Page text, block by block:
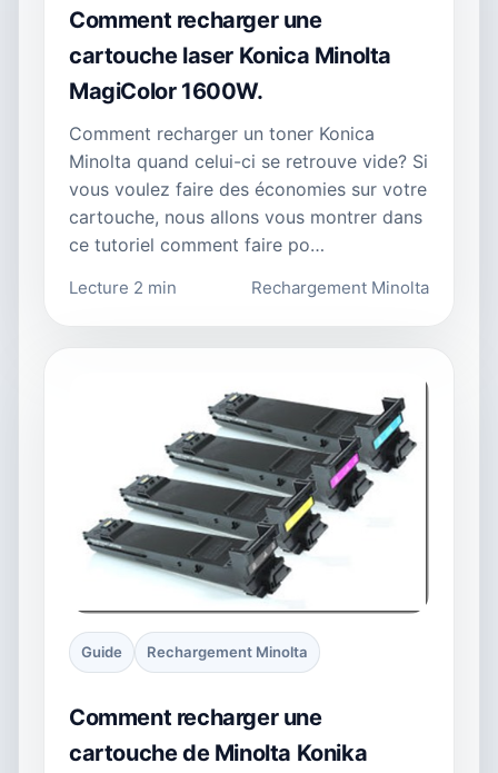
Comment recharger une
cartouche laser Konica Minolta
MagiColor 1600W.
Comment recharger un toner Konica
Minolta quand celui-ci se retrouve vide? Si
vous voulez faire des économies sur votre
cartouche, nous allons vous montrer dans
ce tutoriel comment faire po…
Lecture 2 min Rechargement Minolta
Guide Rechargement Minolta
Comment recharger une
cartouche de Minolta Konika